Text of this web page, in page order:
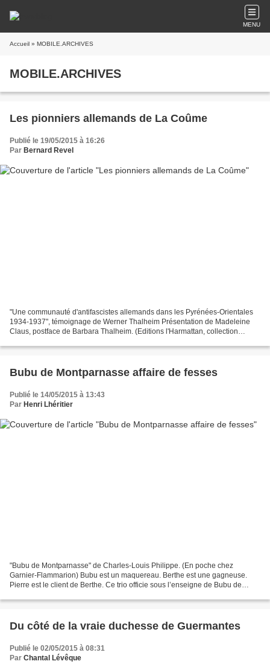
MENU
Accueil » MOBILE.ARCHIVES
MOBILE.ARCHIVES
Les pionniers allemands de La Coûme
Publié le 19/05/2015 à 16:26
Par Bernard Revel
"Une communauté d'antifascistes allemands dans les Pyrénées-Orientales
1934-1937", témoignage de Werner Thalheim Présentation de Madeleine
Claus, postface de Barbara Thalheim. (Editions l'Harmattan, collection
Bubu de Montparnasse affaire de fesses
Publié le 14/05/2015 à 13:43
Par Henri Lhéritier
"Bubu de Montparnasse" de Charles-Louis Philippe. (En poche chez
Garnier-Flammarion) Bubu est un maquereau. Berthe est une gagneuse.
Pierre est le client de Berthe. Ce trio officie sous l’enseigne de Bubu de
Du côté de la vraie duchesse de Guermantes
Publié le 02/05/2015 à 08:31
Par Chantal Lévêque